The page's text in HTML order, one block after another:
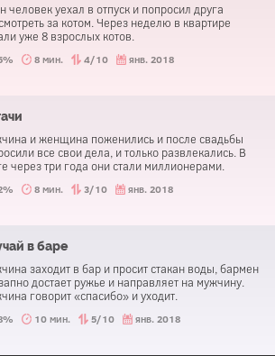
человек уехал в отпуск и попросил друга
за котом. Через неделю в квартире
уже 8 взрослых котов.
8 мин. 4/10 янв. 2018
и женщина поженились и после свадьбы
все свои дела, и только развлекались. В
через три года они стали миллионерами.
8 мин. 3/10 янв. 2018
в баре
заходит в бар и просит стакан воды, бармен
достает ружье и направляет на мужчину.
говорит «спасибо» и уходит.
10 мин. 5/10 янв. 2018